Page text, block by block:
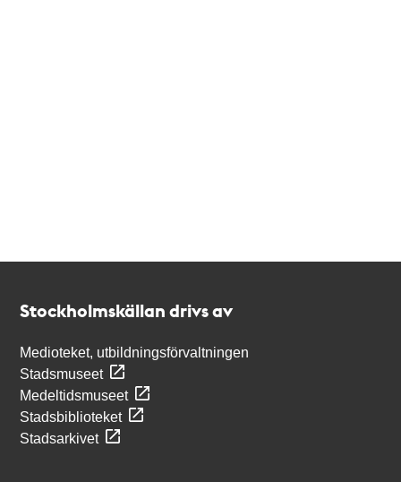
Stockholmskällan drivs av
Medioteket, utbildningsförvaltningen
Stadsmuseet
Medeltidsmuseet
Stadsbiblioteket
Stadsarkivet